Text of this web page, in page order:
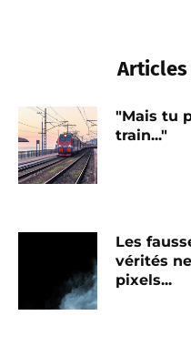
"Mais tu
train..."
Les
vérités
pixels...